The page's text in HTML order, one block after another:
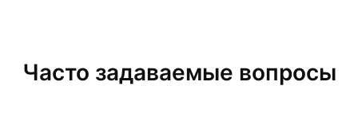
Часто задаваемые вопросы